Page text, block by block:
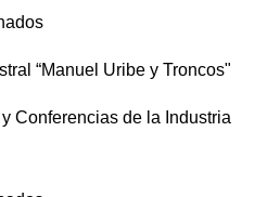
“Manuel Uribe y Troncos"
Conferencias de la Industria